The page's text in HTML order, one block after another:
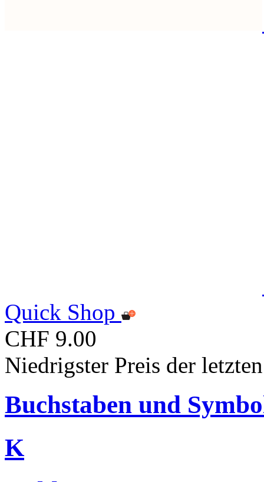
Quick Shop
CHF 9.00
Niedrigster Preis der
Buchstaben und
K